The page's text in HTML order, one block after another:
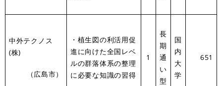
中外テクノス
(株)
（広島市）
・植生図の利活用促
進に向けた全国レベ
ルの群落体系の整理
に必要な知識の習得
1
長
期
通
い
型
国
内
大
学
651